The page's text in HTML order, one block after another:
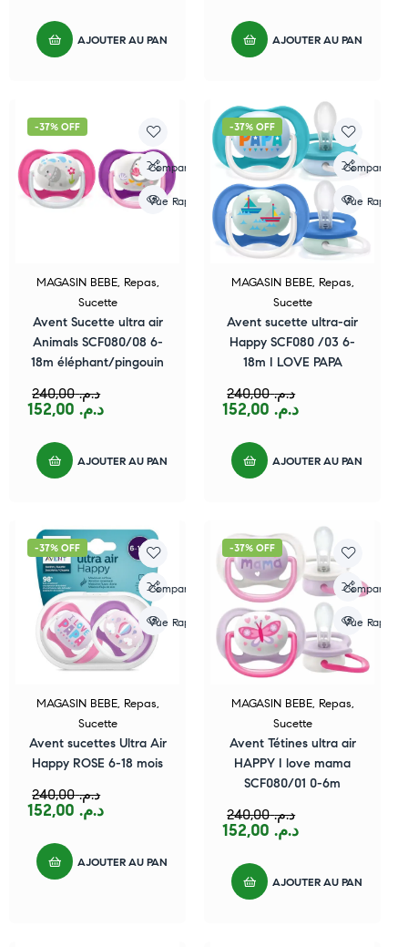
AJOUTER AU PANIER AJOUTER AU PANIER
-37% OFF
Compare
Vue Rapide
MAGASIN BEBE, Repas,
Sucette
Avent Sucette ultra air
Animals SCF080/08 6-
18m éléphant/pingouin
د.م.240,00
د.م.
AJOUTER AU PANIER
-37% OFF
Compare
Vue Rapide
MAGASIN BEBE, Repas,
Sucette
Avent sucette ultra-air
Happy SCF080 /03 6-
18m I LOVE PAPA
د.م.240,00
د.م.
AJOUTER AU PANIER
-37% OFF
Compare
Vue Rapide
MAGASIN BEBE, Repas,
Sucette
Avent sucettes Ultra Air
Happy ROSE 6-18 mois
د.م.240,00
د.م.
AJOUTER AU PANIER
-37% OFF
Compare
Vue Rapide
MAGASIN BEBE, Repas,
Sucette
Avent Tétines ultra air
HAPPY I love mama
SCF080/01 0-6m
د.م.240,00
د.م.
AJOUTER AU PANIER